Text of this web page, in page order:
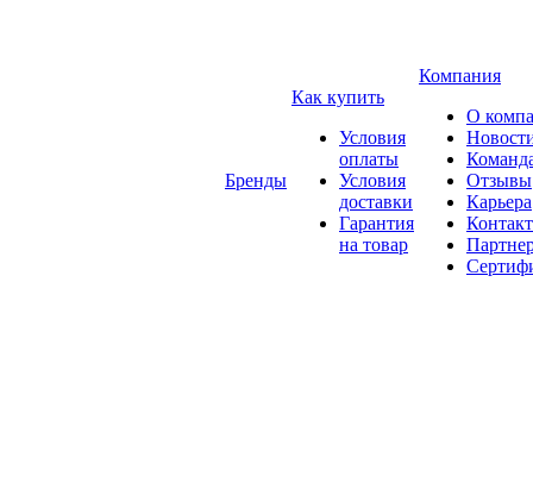
Бренды
Как купить
Условия
оплаты
Условия
доставки
Гарантия
на товар
Компания
О
Отзывы
Карьера